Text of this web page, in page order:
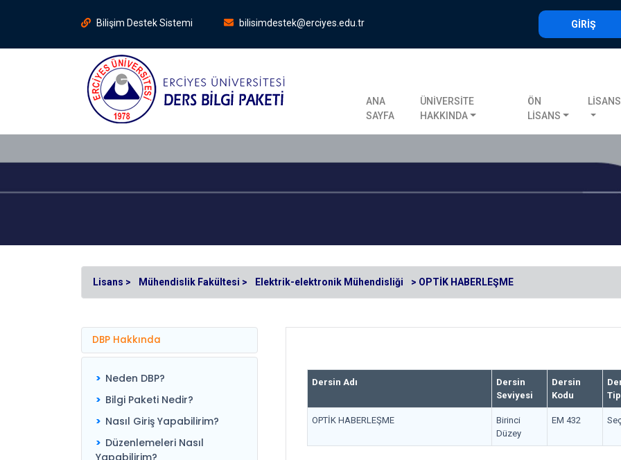
Bilişim Destek Sistemi bilisimdestek@erciyes.edu.tr GİRİŞ
ANA
SAYFA
ÜNİVERSİTE
HAKKINDA
ÖN
LİSANS
LİSANS
Lisans > Mühendislik Fakültesi > Elektrik-elektronik Mühendisliği > OPTİK HABERLEŞME
DBP Hakkında
Neden DBP?
Bilgi Paketi Nedir?
Nasıl Giriş Yapabilirim?
Düzenlemeleri Nasıl
Yapabilirim?
Dersin Adı
Dersin
Seviyesi
Dersin
Kodu
OPTİK HABERLEŞME
Birinci
Düzey
EM 432